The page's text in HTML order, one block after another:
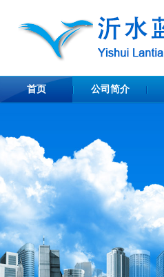
首页 公司简介